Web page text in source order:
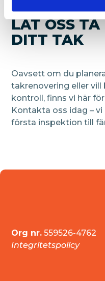
LÅT OSS
DITT TAK
Oavsett om du
takrenovering eller
kontroll, finns vi här
Kontakta oss idag –
första inspektion till
Org nr. 559526-4762
Integritetspolicy